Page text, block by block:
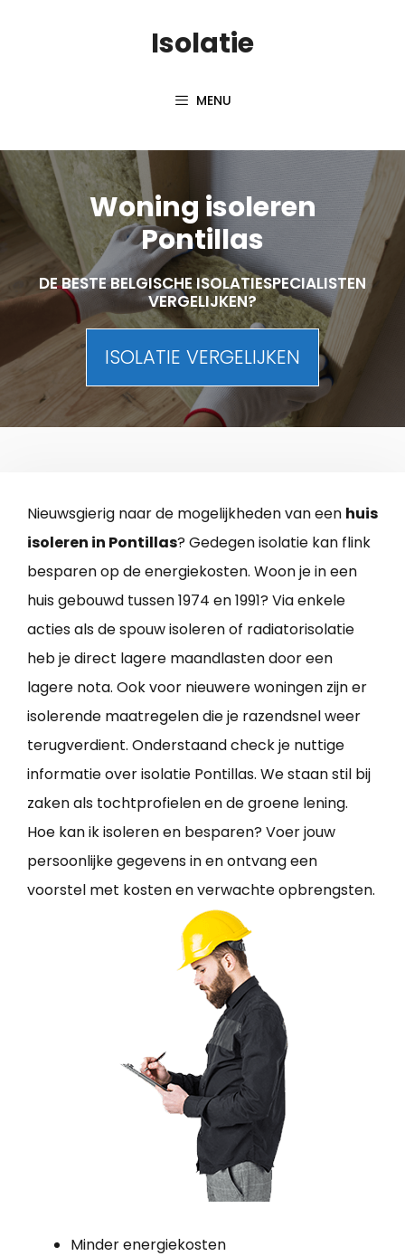
Isolatie
MENU
Woning isoleren
Pontillas
DE BESTE BELGISCHE ISOLATIESPECIALISTEN
VERGELIJKEN?
ISOLATIE VERGELIJKEN
Nieuwsgierig naar de mogelijkheden van een huis
isoleren in Pontillas? Gedegen isolatie kan flink
besparen op de energiekosten. Woon je in een
huis gebouwd tussen 1974 en 1991? Via enkele
acties als de spouw isoleren of radiatorisolatie
heb je direct lagere maandlasten door een
lagere nota. Ook voor nieuwere woningen zijn er
isolerende maatregelen die je razendsnel weer
terugverdient. Onderstaand check je nuttige
informatie over isolatie Pontillas. We staan stil bij
zaken als tochtprofielen en de groene lening.
Hoe kan ik isoleren en besparen? Voer jouw
persoonlijke gegevens in en ontvang een
voorstel met kosten en verwachte opbrengsten.
Minder energiekosten